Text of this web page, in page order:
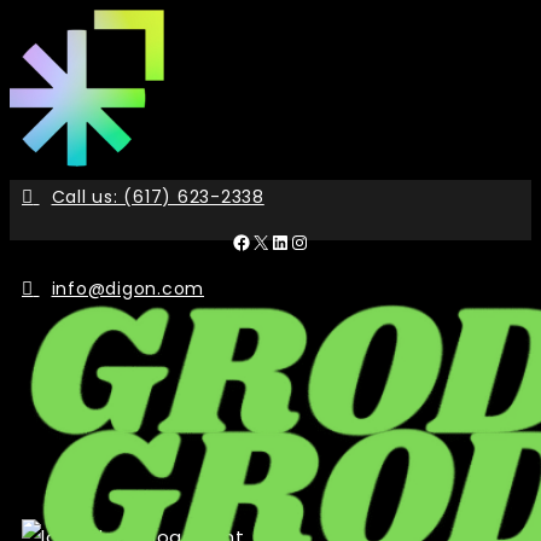
to
content
Call us: (617) 623-2338
Facebook
X LinkedIn
Instagram
info@digon.com